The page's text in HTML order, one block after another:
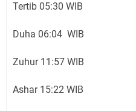
Tertib 05:30 WIB
Duha 06:04 WIB
Zuhur 11:57 WIB
Ashar 15:22 WIB